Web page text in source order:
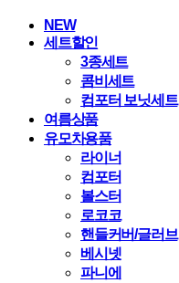
NEW
세트할인
3종세트
콤비세트
컴포터 보닛세트
여름상품
유모차용품
라이너
컴포터
볼스터
로코코
핸들커버/글러브
베시넷
파니에